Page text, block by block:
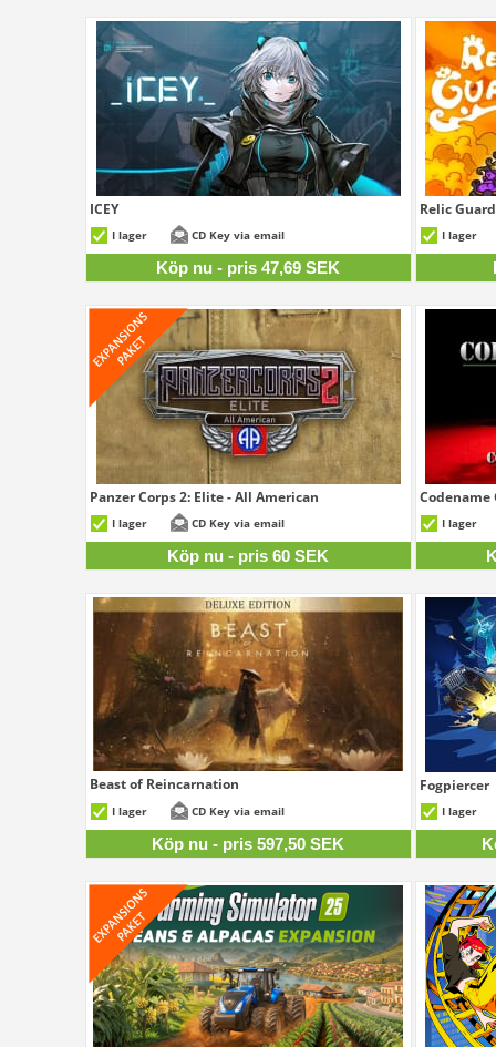
ICEY
I lager CD Key via email
Köp nu - pris 47,69 SEK
Relic
I lager
Panzer Corps 2: Elite - All American
I lager CD Key via email
Köp nu - pris 60 SEK
Codename
I lager
Beast of Reincarnation
597,50 SEK
I lager CD Key via email
Köp nu - pris 597,50 SEK
Fogpiercer
I lager